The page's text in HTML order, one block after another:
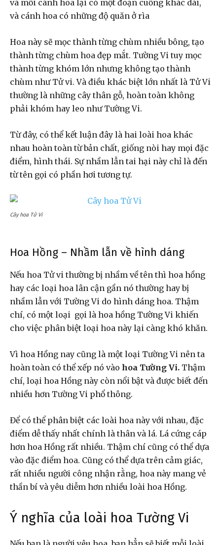
và mỗi cánh hoa lại có một đoạn cuống khác dài,
và cánh hoa có những độ quăn ở rìa
Hoa này sẽ mọc thành từng chùm nhiều bông, tạo
thành từng chùm hoa đẹp mắt. Tường Vi tuy mọc
thành từng khóm lớn nhưng không tạo thành
chùm như Tử vi. Và điều khác biệt lớn nhất là Tử Vi
thường là những cây thân gỗ, hoàn toàn không
phải khóm hay leo như Tường Vi.
Từ đây, có thể kết luận đây là hai loài hoa khác
nhau hoàn toàn từ bản chất, giống nòi hay mọi đặc
điểm, hình thái. Sự nhầm lẫn tai hại này chỉ là đến
từ tên gọi có phần hơi tương tự.
Cây hoa Tử Vi
Hoa Hồng – Nhầm lẫn về hình dáng
Nếu hoa Tử vi thường bị nhầm về tên thì hoa hồng
hay các loại hoa lân cận gần nó thường hay bị
nhầm lẫn với Tường Vi do hình dáng hoa. Thậm
chí, có một loại gọi là hoa hồng Tường Vi khiến
cho việc phân biệt loại hoa này lại càng khó khăn.
Vì hoa Hồng nay cũng là một loại Tường Vi nên ta
hoàn toàn có thể xếp nó vào hoa Tường Vi. Thậm
chí, loại hoa Hồng này còn nổi bật và được biết đến
nhiều hơn Tường Vi phổ thông.
Để có thể phân biệt các loài hoa này với nhau, đặc
điểm dễ thấy nhất chính là thân và lá. Lá cứng cáp
hơn hoa Hồng rất nhiều. Thậm chí cũng có thể dựa
vào đặc điểm hoa. Cũng có thể dựa trên cảm giác,
rất nhiều người công nhận rằng, hoa này mang vẻ
thần bí và yêu diễm hơn nhiều loài hoa Hồng.
Ý nghĩa của loài hoa Tường Vi